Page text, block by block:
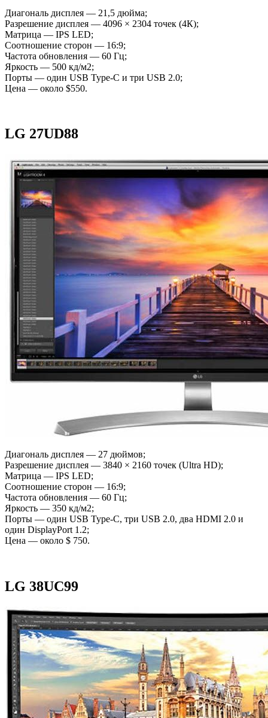
Диагональ дисплея — 21,5 дюйма;
Разрешение дисплея — 4096 × 2304 точек (4К);
Матрица — IPS LED;
Соотношение сторон — 16:9;
Частота обновления — 60 Гц;
Яркость — 500 кд/м2;
Порты — один USB Type-C и три USB 2.0;
Цена — около $550.
LG 27UD88
Диагональ дисплея — 27 дюймов;
Разрешение дисплея — 3840 × 2160 точек (Ultra HD);
Матрица — IPS LED;
Соотношение сторон — 16:9;
Частота обновления — 60 Гц;
Яркость — 350 кд/м2;
Порты — один USB Type-C, три USB 2.0, два HDMI 2.0 и
один DisplayPort 1.2;
Цена — около $ 750.
LG 38UC99